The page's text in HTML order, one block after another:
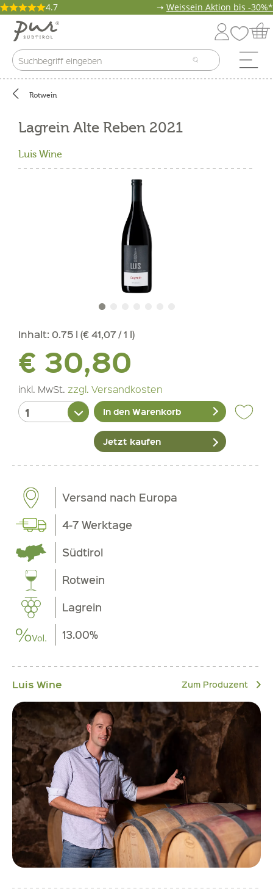
4.7 ➝ Weissein Aktion bis -30%*
Rotwein
Lagrein Alte Reben 2021
Luis Wine
Inhalt: 0.75 l (€ 41,07 / 1 l)
€ 30,80
inkl. MwSt. zzgl. Versandkosten
In den Warenkorb
Jetzt kaufen
Versand nach Europa
4-7 Werktage
Südtirol
Rotwein
Lagrein
13.00%
Luis Wine Zum Produzent